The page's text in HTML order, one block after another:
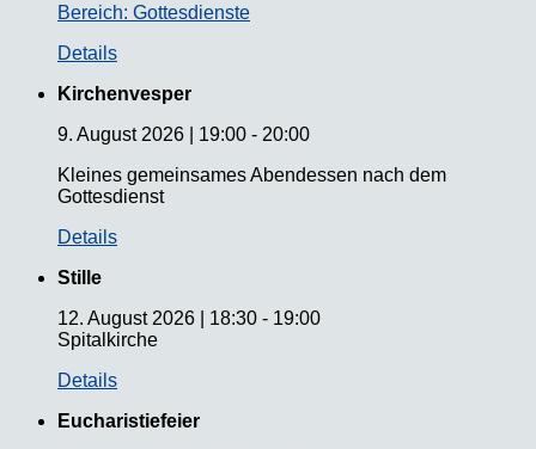
Bereich: Gottesdienste
Details
Kirchenvesper
9. August 2026
19:00 - 20:00
Kleines gemeinsames Abendessen nach dem
Gottesdienst
Details
Stille
12. August 2026
18:30 - 19:00
Spitalkirche
Details
Eucharistiefeier